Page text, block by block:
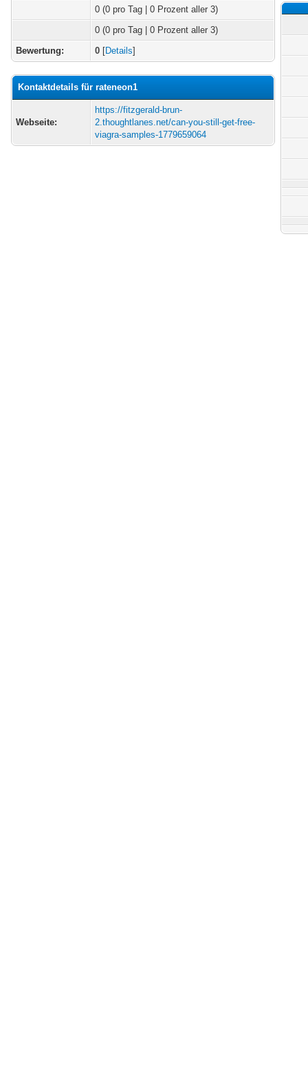
0 (0 pro Tag | 0 Prozent aller 3)
0 (0 pro Tag | 0 Prozent aller 3)
Bewertung:
0 [Details]
Kontaktdetails für rateneon1
Webseite:
https://fitzgerald-brun-
2.thoughtlanes.net/can-you-still-get-free-
viagra-samples-1779659064